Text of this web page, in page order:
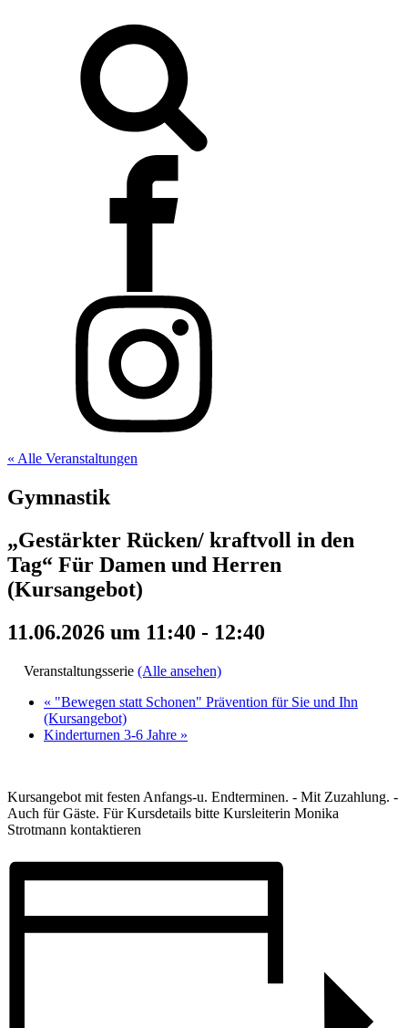
« Alle Veranstaltungen
Gymnastik
„Gestärkter Rücken/ kraftvoll in den
Tag“ Für Damen und Herren
(Kursangebot)
11.06.2026 um 11:40 - 12:40
Veranstaltungsserie (Alle ansehen)
« "Bewegen statt Schonen" Prävention für Sie und Ihn
(Kursangebot)
Kinderturnen 3-6 Jahre »
Kursangebot mit festen Anfangs-u. Endterminen. - Mit Zuzahlung. -
Auch für Gäste. Für Kursdetails bitte Kursleiterin Monika
Strotmann kontaktieren